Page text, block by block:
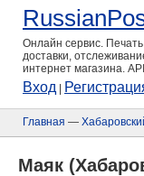
Онлайн сервис. Печать
доставки,
интернет магазина.
Вход
Главная —
Маяк